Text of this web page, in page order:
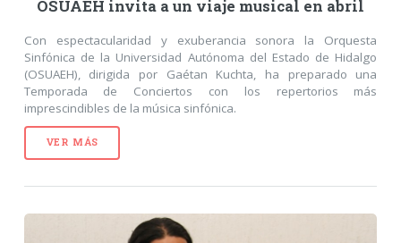
OSUAEH invita a un viaje musical en abril
Con espectacularidad y exuberancia sonora la Orquesta
Sinfónica de la Universidad Autónoma del Estado de Hidalgo
(OSUAEH), dirigida por Gaétan Kuchta, ha preparado una
Temporada de Conciertos con los repertorios más
imprescindibles de la música sinfónica.
VER MÁS